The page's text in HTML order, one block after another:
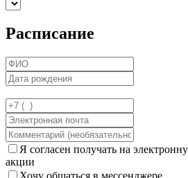
Расписание
Я согласен получать на
акции